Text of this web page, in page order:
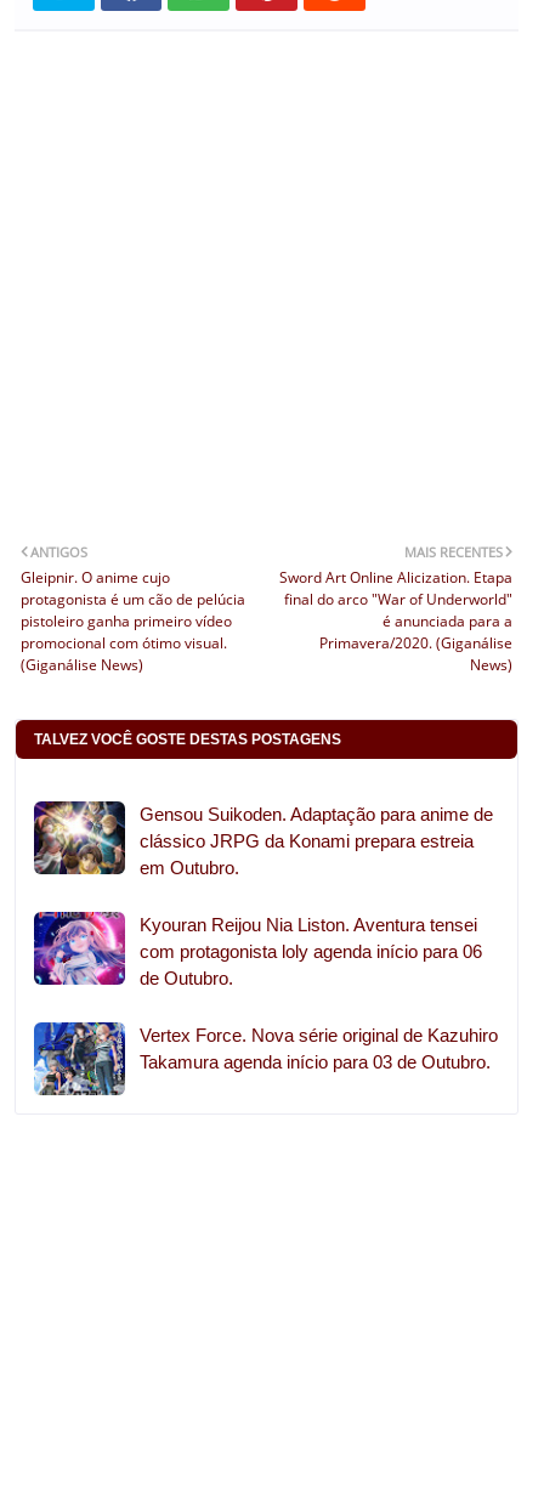
MAIS RECENTES
Sword Art Online Alicization. Etapa
final do arco "War of Underworld"
é anunciada para a
Primavera/2020. (Giganálise
News)
ANTIGOS
Gleipnir. O anime cujo
protagonista é um cão de pelúcia
pistoleiro ganha primeiro vídeo
promocional com ótimo visual.
(Giganálise News)
TALVEZ VOCÊ GOSTE DESTAS POSTAGENS
Gensou Suikoden. Adaptação para anime de
clássico JRPG da Konami prepara estreia
em Outubro.
Kyouran Reijou Nia Liston. Aventura tensei
com protagonista loly agenda início para 06
de Outubro.
Vertex Force. Nova série original de Kazuhiro
Takamura agenda início para 03 de Outubro.